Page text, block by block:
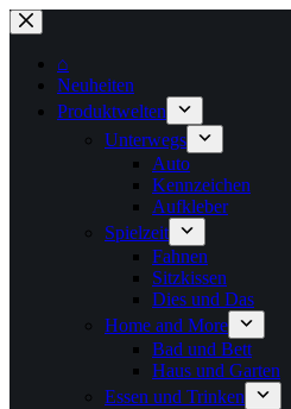
Zum
Inhalt
springen
⌂
Neuheiten
Produktwelten
Unterwegs
Auto
Kennzeichen
Aufkleber
Spielzeit
Fahnen
Sitzkissen
Dies und Das
Home and More
Bad und Bett
Haus und Garten
Essen und Trinken